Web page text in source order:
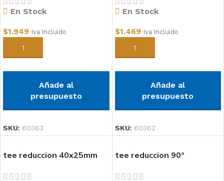
En Stock
$1.949 Iva Incluido
Añadir al carrito
Añade al
presupuesto
SKU: 60363
En Stock
$1.469 Iva Incluido
Añadir al carrito
Añade al
presupuesto
SKU: 60362
tee reduccion 40x25mm
tee reduccion 90º